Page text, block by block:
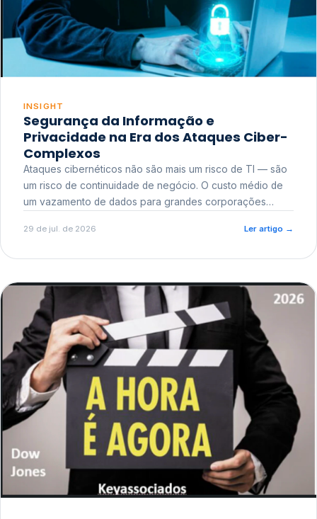
INSIGHT
Segurança da Informação e
Privacidade na Era dos Ataques Ciber-
Complexos
Ataques cibernéticos não são mais um risco de TI — são
um risco de continuidade de negócio. O custo médio de
um vazamento de dados para grandes corporações
reputacional e o risco regulatório junto a órgãos como a
29 de jul. de 2026 Ler artigo →